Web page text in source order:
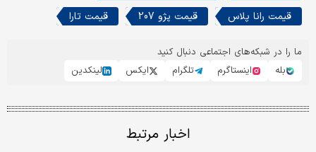
قیمت رانا پلاس
قیمت پژو 207 قیمت تارا
ما را در شبکه‌های اجتماعی دنبال کنید
بله
اینستاگرم تلگرام ایکس لینکدین
اخبار مرتبط